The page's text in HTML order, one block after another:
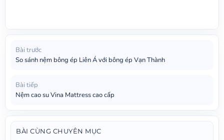
Bài trước
So sánh nệm bông ép Liên Á với bông ép Vạn Thành
Bài tiếp
Nệm cao su Vina Mattress cao cấp
BÀI CÙNG CHUYÊN MỤC